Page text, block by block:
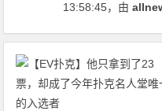
13:58:45，由